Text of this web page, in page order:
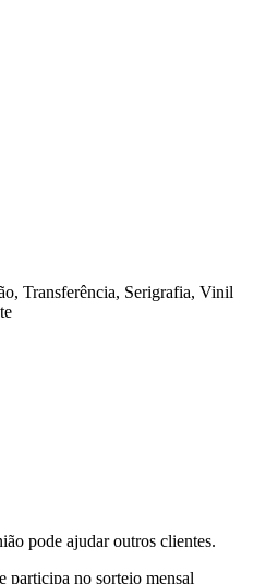
Transferência, Serigrafia, Vinil
pode ajudar outros clientes.
participa no sorteio mensal